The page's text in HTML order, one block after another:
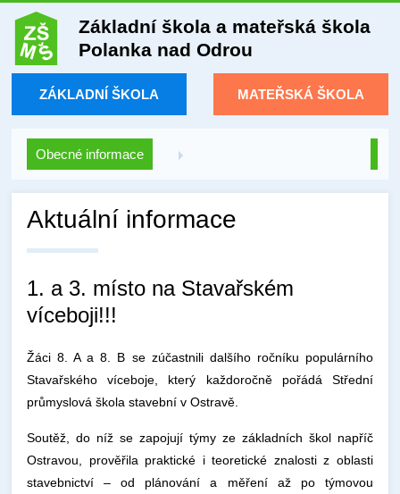
Základní škola a mateřská škola
Polanka nad Odrou
ZÁKLADNÍ ŠKOLA MATEŘSKÁ ŠKOLA
Obecné informace
Aktuální informace
1. a 3. místo na Stavařském
víceboji!!!
Žáci 8. A a 8. B se zúčastnili dalšího ročníku populárního
Stavařského víceboje, který každoročně pořádá Střední
průmyslová škola stavební v Ostravě.
Soutěž, do níž se zapojují týmy ze základních škol napříč
Ostravou, prověřila praktické i teoretické znalosti z oblasti
stavebnictví – od plánování a měření až po týmovou